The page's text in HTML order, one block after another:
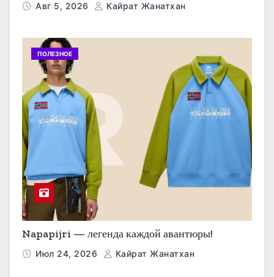
Авг 5, 2026 Кайрат Жанатхан
ПОЛЕЗНОЕ
Napapijri — легенда каждой авантюры!
Июл 24, 2026 Кайрат Жанатхан